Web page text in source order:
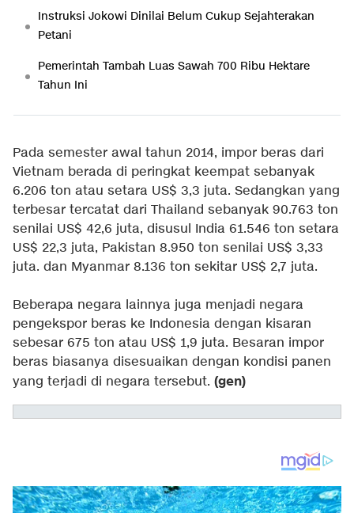
Instruksi Jokowi Dinilai Belum Cukup Sejahterakan
Petani
Pemerintah Tambah Luas Sawah 700 Ribu Hektare
Tahun Ini
Pada semester awal tahun 2014, impor beras dari
Vietnam berada di peringkat keempat sebanyak
6.206 ton atau setara US$ 3,3 juta. Sedangkan yang
terbesar tercatat dari Thailand sebanyak 90.763 ton
senilai US$ 42,6 juta, disusul India 61.546 ton setara
US$ 22,3 juta, Pakistan 8.950 ton senilai US$ 3,33
juta. dan Myanmar 8.136 ton sekitar US$ 2,7 juta.
Beberapa negara lainnya juga menjadi negara
pengekspor beras ke Indonesia dengan kisaran
sebesar 675 ton atau US$ 1,9 juta. Besaran impor
beras biasanya disesuaikan dengan kondisi panen
yang terjadi di negara tersebut. (gen)